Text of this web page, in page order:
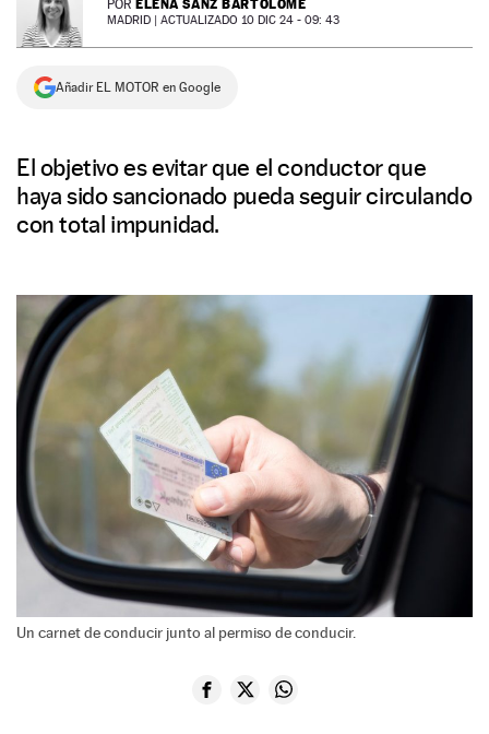
NEWSLETTER
SÍGUENOS
POR ELENA SANZ BARTOLOMÉ
MADRID | ACTUALIZADO 10 DIC 24 - 09: 43
Añadir EL MOTOR en Google
El objetivo es evitar que el conductor que
haya sido sancionado pueda seguir circulando
con total impunidad.
Un carnet de conducir junto al permiso de conducir.